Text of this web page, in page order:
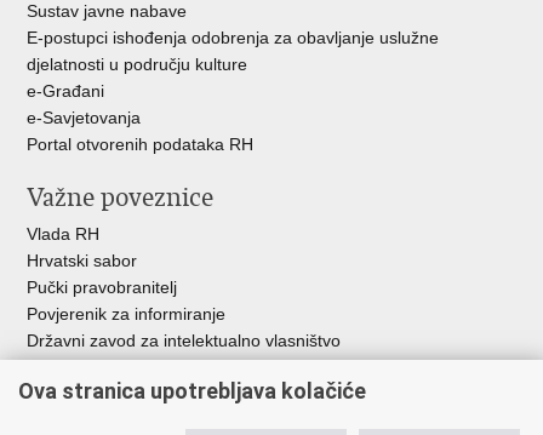
Sustav javne nabave
E-postupci ishođenja odobrenja za obavljanje uslužne
djelatnosti u području kulture
e-Građani
e-Savjetovanja
Portal otvorenih podataka RH
Važne poveznice
Vlada RH
Hrvatski sabor
Pučki pravobranitelj
Povjerenik za informiranje
Državni zavod za intelektualno vlasništvo
HAKOM
Ova stranica upotrebljava kolačiće